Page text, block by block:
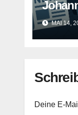
ohne
MAI 14,
Deine E-